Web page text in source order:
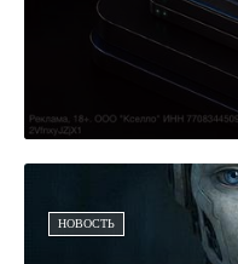
НОВОСТЬ